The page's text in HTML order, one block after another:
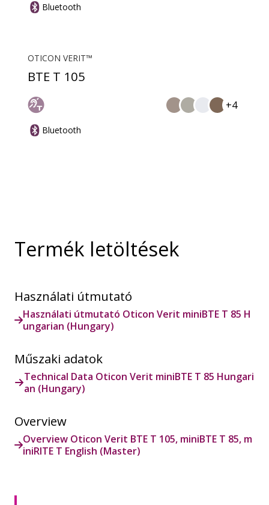
Bluetooth
OTICON VERIT™
BTE T 105
+4
Bluetooth
Termék letöltések
Használati útmutató
Használati útmutató Oticon Verit miniBTE T 85 H
ungarian (Hungary)
Műszaki adatok
Technical Data Oticon Verit miniBTE T 85 Hungari
an (Hungary)
Overview
Overview Oticon Verit BTE T 105, miniBTE T 85, m
iniRITE T English (Master)